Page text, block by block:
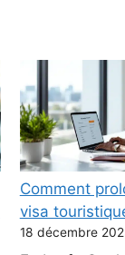
Comment
visa
18 décembre